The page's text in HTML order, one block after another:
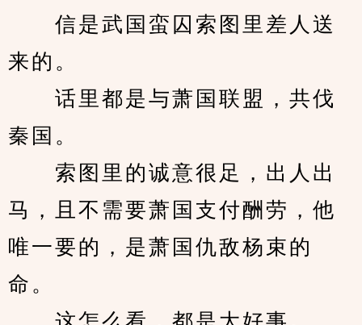
信是武国蛮囚索图里差人送
来的。
话里都是与萧国联盟，共伐
秦国。
索图里的诚意很足，出人出
马，且不需要萧国支付酬劳，他
唯一要的，是萧国仇敌杨束的
命。